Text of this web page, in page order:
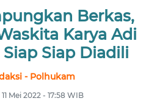
Berkas,
Karya Adi
Siap Diadili
- Polhukam
Mei 2022 - 17:58 WIB